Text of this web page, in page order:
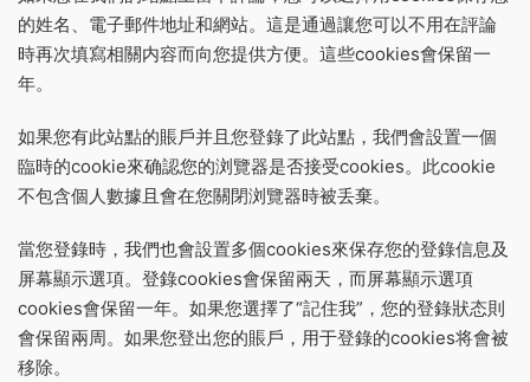
的姓名、電子郵件地址和網站。這是通過讓您可以不用在評論
時再次填寫相關内容而向您提供方便。這些cookies會保留一
年。
如果您有此站點的賬戶并且您登錄了此站點，我們會設置一個
臨時的cookie來确認您的浏覽器是否接受cookies。此cookie
不包含個人數據且會在您關閉浏覽器時被丢棄。
當您登錄時，我們也會設置多個cookies來保存您的登錄信息及
屏幕顯示選項。登錄cookies會保留兩天，而屏幕顯示選項
cookies會保留一年。如果您選擇了“記住我”，您的登錄狀态則
會保留兩周。如果您登出您的賬戶，用于登錄的cookies将會被
移除。